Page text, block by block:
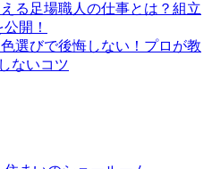
る足場職人の仕事とは？組立
開！
色選びで後悔しない！プロが教
ないコツ